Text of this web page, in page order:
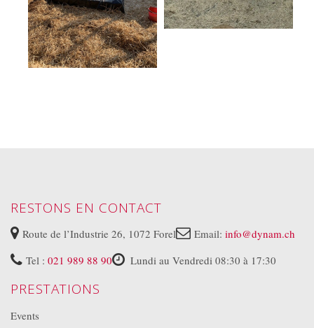
RESTONS EN CONTACT
Route de l’Industrie 26, 1072 Forel Email: info@dynam.ch
Tel : 021 989 88 90 Lundi au Vendredi 08:30 à 17:30
PRESTATIONS
Events